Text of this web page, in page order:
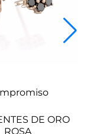
DE ORO
ROSA